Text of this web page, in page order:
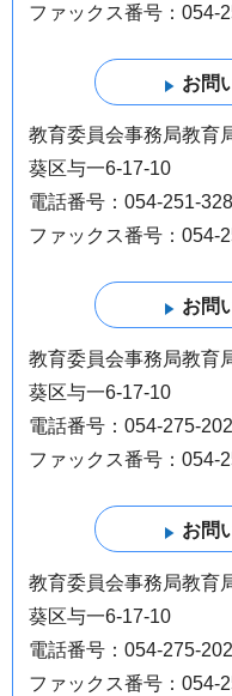
ファックス番号：054-
教育委員会事務局教育
葵区与一6-17-10
電話番号：054-251-
ファックス番号：054-
教育委員会事務局教育
葵区与一6-17-10
電話番号：054-275-
ファックス番号：054-
教育委員会事務局教育
葵区与一6-17-10
電話番号：054-275-
ファックス番号：054-